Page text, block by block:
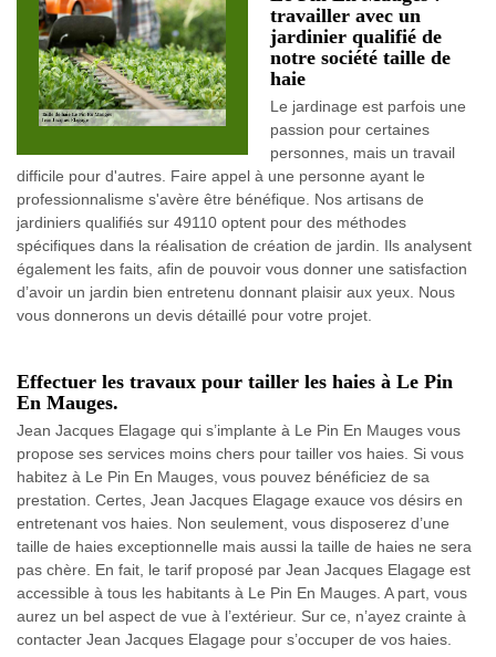
travailler avec un
jardinier qualifié de
notre société taille de
haie
Le jardinage est parfois une
passion pour certaines
personnes, mais un travail
difficile pour d'autres. Faire appel à une personne ayant le
professionnalisme s'avère être bénéfique. Nos artisans de
jardiniers qualifiés sur 49110 optent pour des méthodes
spécifiques dans la réalisation de création de jardin. Ils analysent
également les faits, afin de pouvoir vous donner une satisfaction
d’avoir un jardin bien entretenu donnant plaisir aux yeux. Nous
vous donnerons un devis détaillé pour votre projet.
Effectuer les travaux pour tailler les haies à Le Pin
En Mauges.
Jean Jacques Elagage qui s’implante à Le Pin En Mauges vous
propose ses services moins chers pour tailler vos haies. Si vous
habitez à Le Pin En Mauges, vous pouvez bénéficiez de sa
prestation. Certes, Jean Jacques Elagage exauce vos désirs en
entretenant vos haies. Non seulement, vous disposerez d’une
taille de haies exceptionnelle mais aussi la taille de haies ne sera
pas chère. En fait, le tarif proposé par Jean Jacques Elagage est
accessible à tous les habitants à Le Pin En Mauges. A part, vous
aurez un bel aspect de vue à l’extérieur. Sur ce, n’ayez crainte à
contacter Jean Jacques Elagage pour s’occuper de vos haies.